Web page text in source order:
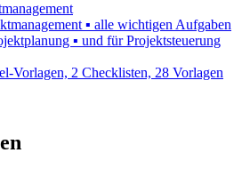
▪ alle wichtigen Aufgaben
▪ und für Projektsteuerung
Vorlagen, 2 Checklisten, 28 Vorlagen